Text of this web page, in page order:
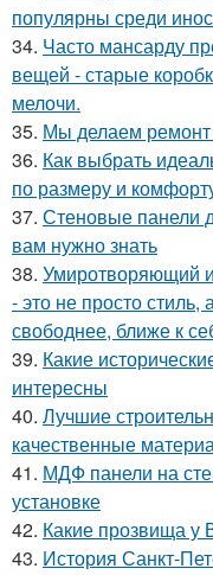
популярны среди
34. Часто мансарду
вещей - старые
мелочи.
35. Мы делаем ремонт
36. Как выбрать
по размеру и
37. Стеновые панели
вам нужно знать
38. Умиротворяющий
- это не просто
свободнее, ближе к
39. Какие
интересны
40. Лучшие
качественные
41. МДФ панели на
установке
42. Какие прозвища у
43. История Санкт-